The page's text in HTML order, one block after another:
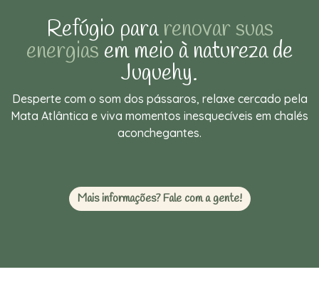
Refúgio pararenovar suas
energias em meio à natureza de
Juquehy.
Desperte com o som dos pássaros, relaxe cercado pela
Mata Atlântica e viva momentos inesquecíveis em chalés
aconchegantes.
Mais informações? Fale com a gente!